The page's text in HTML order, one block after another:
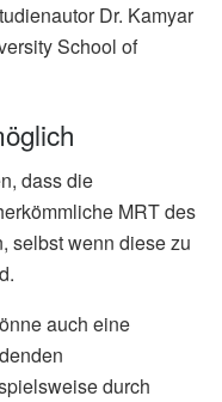
Dr. Kamyar
School of
dass die
MRT des
selbst wenn diese zu
auch eine
durch